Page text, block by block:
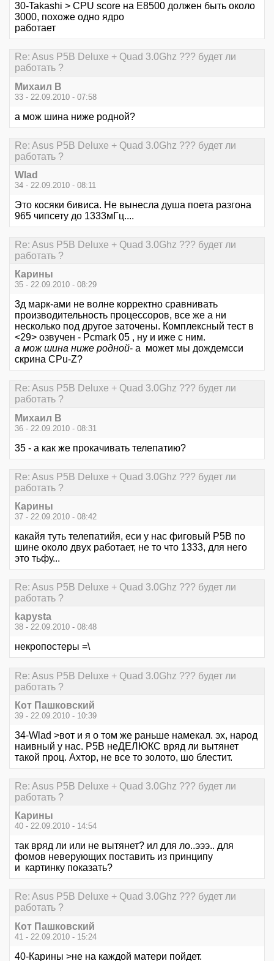
30-Takashi > CPU score на Е8500 должен быть около
3000, похоже одно ядро
работает
Re: Asus P5B Deluxe + Quad 3.0Ghz ??? будет ли
работать ?
Михаил В
33 - 22.09.2010 - 07:58
а мож шина ниже родной?
Re: Asus P5B Deluxe + Quad 3.0Ghz ??? будет ли
работать ?
Wlad
34 - 22.09.2010 - 08:11
Это косяки бивиса. Не вынесла душа поета разгона
965 чипсету до 1333мГц....
Re: Asus P5B Deluxe + Quad 3.0Ghz ??? будет ли
работать ?
Карины
35 - 22.09.2010 - 08:29
3д марк-ами не волне корректно сравнивать
производительность процессоров, все же а ни
несколько под другое заточены. Комплексный тест в
<29> озвучен - Pcmark 05 , ну и иже с ним.
а мож шина ниже родной- а может мы дождемсси
скрина CPu-Z?
Re: Asus P5B Deluxe + Quad 3.0Ghz ??? будет ли
работать ?
Михаил В
36 - 22.09.2010 - 08:31
35 - а как же прокачивать телепатию?
Re: Asus P5B Deluxe + Quad 3.0Ghz ??? будет ли
работать ?
Карины
37 - 22.09.2010 - 08:42
какайя туть телепатийя, еси у нас фиговый Р5В по
шине около двух работает, не то что 1333, для него
это тьфу...
Re: Asus P5B Deluxe + Quad 3.0Ghz ??? будет ли
работать ?
kapysta
38 - 22.09.2010 - 08:48
некропостеры =\
Re: Asus P5B Deluxe + Quad 3.0Ghz ??? будет ли
работать ?
Кот Пашковский
39 - 22.09.2010 - 10:39
34-Wlad >вот и я о том же раньше намекал. эх, народ
наивный у нас. Р5В неДЕЛЮКС вряд ли вытянет
такой проц. Ахтор, не все то золото, шо блестит.
Re: Asus P5B Deluxe + Quad 3.0Ghz ??? будет ли
работать ?
Карины
40 - 22.09.2010 - 14:54
так вряд ли или не вытянет? ил для ло..эээ.. для
фомов неверующих поставить из принципу
и картинку показать?
Re: Asus P5B Deluxe + Quad 3.0Ghz ??? будет ли
работать ?
Кот Пашковский
41 - 22.09.2010 - 15:24
40-Карины >не на каждой матери пойдет.